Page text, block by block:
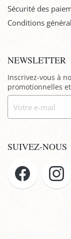
Sécurité des
Conditions
NEWSLETTER
Inscrivez-vous à
promotionnelles
SUIVEZ-NOUS